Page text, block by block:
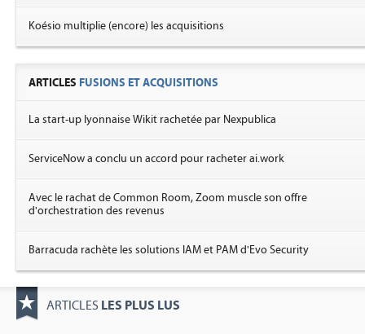
Koésio multiplie (encore) les acquisitions
ARTICLES FUSIONS ET ACQUISITIONS
La start-up lyonnaise Wikit rachetée par Nexpublica
ServiceNow a conclu un accord pour racheter ai.work
Avec le rachat de Common Room, Zoom muscle son offre
d'orchestration des revenus
Barracuda rachète les solutions IAM et PAM d'Evo Security
ARTICLES LES PLUS LUS